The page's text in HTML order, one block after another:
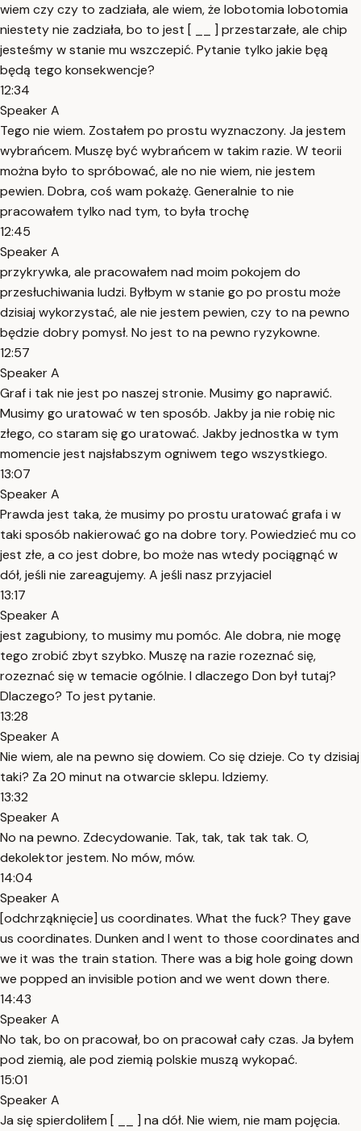
wiem czy czy to zadziała, ale wiem, że lobotomia lobotomia
niestety nie zadziała, bo to jest [ __ ] przestarzałe, ale chip
jesteśmy w stanie mu wszczepić. Pytanie tylko jakie bęą
będą tego konsekwencje?
12:34
Speaker A
Tego nie wiem. Zostałem po prostu wyznaczony. Ja jestem
wybrańcem. Muszę być wybrańcem w takim razie. W teorii
można było to spróbować, ale no nie wiem, nie jestem
pewien. Dobra, coś wam pokażę. Generalnie to nie
pracowałem tylko nad tym, to była trochę
12:45
Speaker A
przykrywka, ale pracowałem nad moim pokojem do
przesłuchiwania ludzi. Byłbym w stanie go po prostu może
dzisiaj wykorzystać, ale nie jestem pewien, czy to na pewno
będzie dobry pomysł. No jest to na pewno ryzykowne.
12:57
Speaker A
Graf i tak nie jest po naszej stronie. Musimy go naprawić.
Musimy go uratować w ten sposób. Jakby ja nie robię nic
złego, co staram się go uratować. Jakby jednostka w tym
momencie jest najsłabszym ogniwem tego wszystkiego.
13:07
Speaker A
Prawda jest taka, że musimy po prostu uratować grafa i w
taki sposób nakierować go na dobre tory. Powiedzieć mu co
jest złe, a co jest dobre, bo może nas wtedy pociągnąć w
dół, jeśli nie zareagujemy. A jeśli nasz przyjaciel
13:17
Speaker A
jest zagubiony, to musimy mu pomóc. Ale dobra, nie mogę
tego zrobić zbyt szybko. Muszę na razie rozeznać się,
rozeznać się w temacie ogólnie. I dlaczego Don był tutaj?
Dlaczego? To jest pytanie.
13:28
Speaker A
Nie wiem, ale na pewno się dowiem. Co się dzieje. Co ty dzisiaj
taki? Za 20 minut na otwarcie sklepu. Idziemy.
13:32
Speaker A
No na pewno. Zdecydowanie. Tak, tak, tak tak tak. O,
dekolektor jestem. No mów, mów.
14:04
Speaker A
[odchrząknięcie] us coordinates. What the fuck? They gave
us coordinates. Dunken and I went to those coordinates and
we it was the train station. There was a big hole going down
we popped an invisible potion and we went down there.
14:43
Speaker A
No tak, bo on pracował, bo on pracował cały czas. Ja byłem
pod ziemią, ale pod ziemią polskie muszą wykopać.
15:01
Speaker A
Ja się spierdoliłem [ __ ] na dół. Nie wiem, nie mam pojęcia.